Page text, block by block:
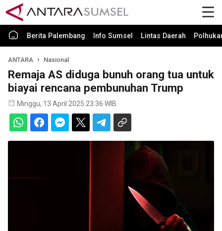
Berita Palembang Info Sumsel Lintas Daerah
ANTARA Nasional
Remaja AS diduga bunuh orang tua untuk
biayai rencana pembunuhan Trump
Minggu, 13 April 2025 23:36 WIB